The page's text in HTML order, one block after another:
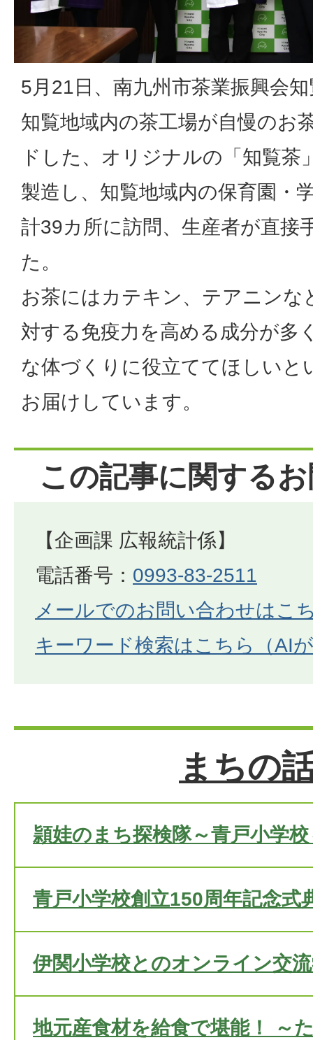
5月21日、南九州市茶業振興会
知覧地域内の茶工場が自慢のお
ドした、オリジナルの「知覧茶
製造し、知覧地域内の保育園・
計39カ所に訪問、生産者が直接
た。
お茶にはカテキン、テアニンな
対する免疫力を高める成分が多
な体づくりに役立ててほしいと
お届けしています。
この記事に関する
【企画課 広報統計係】
電話番号： 0993-83-2511
メールでのお問い合わせはこ
キーワード検索はこちら（AI
まちの
頴娃のまち探検隊～青戸小学校
青戸小学校創立150周年記念式
伊関小学校とのオンライン交
地元産食材を給食で堪能！ ～